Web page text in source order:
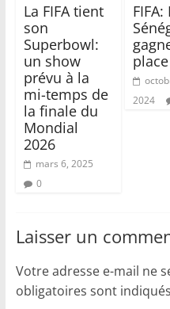
La FIFA tient
son
Superbowl:
un show
prévu à la
mi-temps de
la finale du
Mondial
2026
mars 6, 2025
0
FIFA:
place
2024
Laisser un
Votre adresse e-mail ne
obligatoires sont